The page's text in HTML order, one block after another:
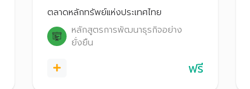
(Materiality) ที่มีผลกระทบต่อองค์กรและผู้
มีส่วนได้เสีย อันนำไปสู่การจัดทำกลยุทธ์
ความยั่งยืนของธุรกิจ
ตลาดหลักทรัพย์แห่งประเทศไทย
หลักสูตรการพัฒนาธุรกิจอย่าง
ยั่งยืน
ฟรี